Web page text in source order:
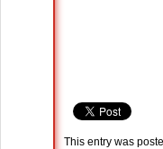
This entry was